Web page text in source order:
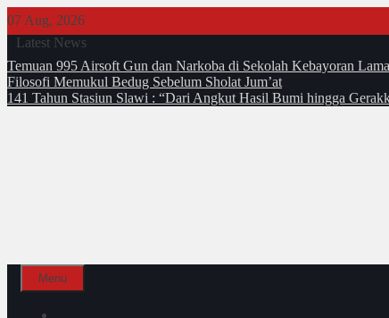
Skip
to
content
07 Aug, 2026
Latest News
Temuan 995 Airsoft Gun dan Narkoba di Sekolah Kebayoran
Filosofi Memukul Bedug Sebelum Sholat Jum’at
141 Tahun Stasiun Slawi : “Dari Angkut Hasil Bumi hingga
Menu